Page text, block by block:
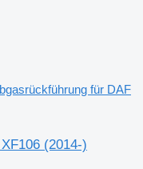
für DAF
(2014-)